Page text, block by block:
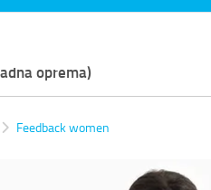
oprema)
Feedback women